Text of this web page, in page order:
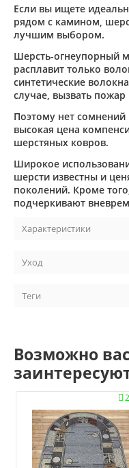
Если вы ищете
рядом с камином,
лучшим выбором.
Шерсть-огнеупорный
расплавит только
синтетические
случае, вызвать
Поэтому нет сомнений
высокая цена
шерстяных ковров.
Широкое
шерсти известны и
поколений. Кроме
подчеркивают
Характеристики
Уход
Теги
Возможно вас
